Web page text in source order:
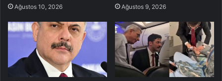
Ağustos 10, 2026 Ağustos 9, 2026